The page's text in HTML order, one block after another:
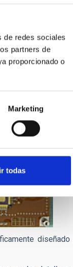
de redes sociales
partners de
proporcionado o
Marketing
todas
del
de los
diseñado